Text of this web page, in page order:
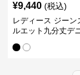
¥9,440 (税込)
レディース ジーン
ルエット九分丈デ